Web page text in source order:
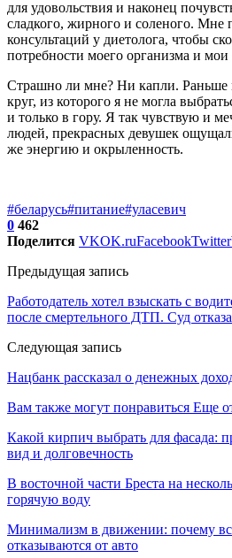
для удовольствия и наконец
сладкого, жирного и соленого. Мне
консультаций у диетолога, чтобы
потребности моего организма и мои
Страшно ли мне? Ни капли. Раньше
круг, из которого я не могла
и только в гору. Я так чувствую и
людей, прекрасных девушек
же энергию и окрыленность.
#беларусь#питание#уласевич
0 462
Поделится VKOK.ruFacebookTwitter
Предыдущая запись
Работодатель хотел взыскать с
после смертельного ДТП. Суд
Следующая запись
Нацбанк рассказал о денежных
Вам также могут понравиться Еще
Какой кирпич выбрать для фасада:
вид и долговечность
В восточной части Бреста на
горячую воду
Минимализм в движении: почему
отказываются от авто